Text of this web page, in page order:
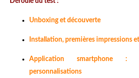
Unboxing et découverte
Installation, premières impressions
Application smartphone :
personnalisations